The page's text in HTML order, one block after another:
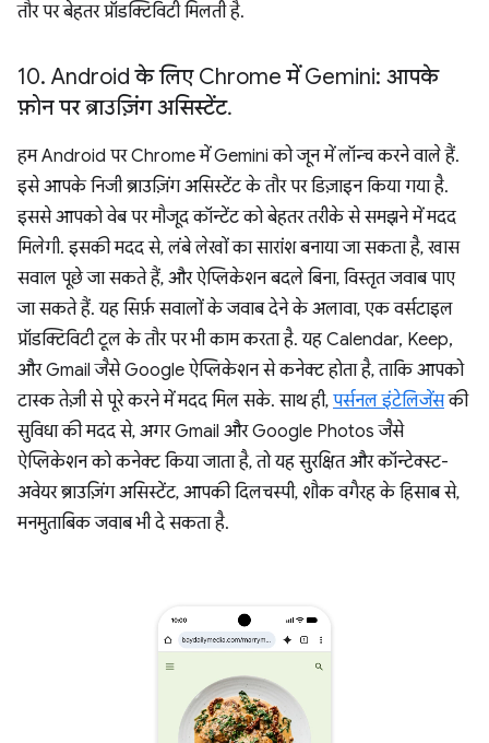
तौर पर बेहतर प्रॉडक्टिविटी मिलती है.
10. Android के लिए Chrome में Gemini: आपके
फ़ोन पर ब्राउज़िंग असिस्टेंट.
हम Android पर Chrome में Gemini को जून में लॉन्च करने वाले हैं.
इसे आपके निजी ब्राउज़िंग असिस्टेंट के तौर पर डिज़ाइन किया गया है.
इससे आपको वेब पर मौजूद कॉन्टेंट को बेहतर तरीके से समझने में मदद
मिलेगी. इसकी मदद से, लंबे लेखों का सारांश बनाया जा सकता है, खास
सवाल पूछे जा सकते हैं, और ऐप्लिकेशन बदले बिना, विस्तृत जवाब पाए
जा सकते हैं. यह सिर्फ़ सवालों के जवाब देने के अलावा, एक वर्सटाइल
प्रॉडक्टिविटी टूल के तौर पर भी काम करता है. यह Calendar, Keep,
और Gmail जैसे Google ऐप्लिकेशन से कनेक्ट होता है, ताकि आपको
टास्क तेज़ी से पूरे करने में मदद मिल सके. साथ ही, पर्सनल इंटेलिजेंसकी
सुविधा की मदद से, अगर Gmail और Google Photos जैसे
ऐप्लिकेशन को कनेक्ट किया जाता है, तो यह सुरक्षित और कॉन्टेक्स्ट-
अवेयर ब्राउज़िंग असिस्टेंट, आपकी दिलचस्पी, शौक वगैरह के हिसाब से,
मनमुताबिक जवाब भी दे सकता है.